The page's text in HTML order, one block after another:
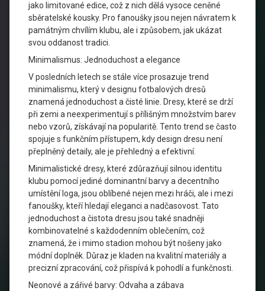
jako limitované edice, což z nich dělá vysoce ceněné
sběratelské kousky. Pro fanoušky jsou nejen návratem k
památným chvílím klubu, ale i způsobem, jak ukázat
svou oddanost tradici.
Minimalismus: Jednoduchost a elegance
V posledních letech se stále více prosazuje trend
minimalismu, který v designu fotbalových dresů
znamená jednoduchost a čisté linie. Dresy, které se drží
při zemi a neexperimentují s přílišným množstvím barev
nebo vzorů, získávají na popularitě. Tento trend se často
spojuje s funkčním přístupem, kdy design dresu není
přeplněný detaily, ale je přehledný a efektivní.
Minimalistické dresy, které zdůrazňují silnou identitu
klubu pomocí jediné dominantní barvy a decentního
umístění loga, jsou oblíbené nejen mezi hráči, ale i mezi
fanoušky, kteří hledají eleganci a nadčasovost. Tato
jednoduchost a čistota dresu jsou také snadněji
kombinovatelné s každodenním oblečením, což
znamená, že i mimo stadion mohou být nošeny jako
módní doplněk. Důraz je kladen na kvalitní materiály a
precizní zpracování, což přispívá k pohodlí a funkčnosti.
Neonové a zářivé barvy: Odvaha a zábava